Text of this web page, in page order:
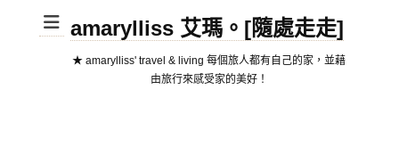
amarylliss 艾瑪。[隨處走走]
★ amarylliss' travel & living 每個旅人都有自己的家，並藉
由旅行來感受家的美好！